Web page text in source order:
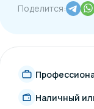
Поделится:
Наличный